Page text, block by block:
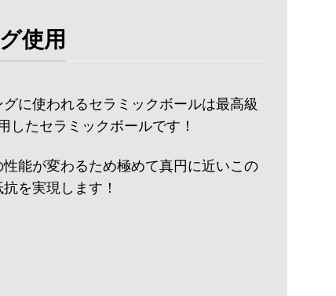
使用
に使われるセラミックボールは最高級
したセラミックボールです！
能が変わるため極めて真円に近いこの
を実現します！